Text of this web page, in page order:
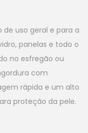
uso geral e para a
panelas e todo o
no esfregão ou
com
rápida e um alto
proteção da pele.